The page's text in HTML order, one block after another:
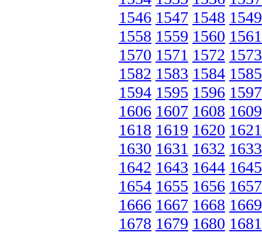
1546 1547 1548 1549
1558 1559 1560 1561
1570 1571 1572 1573
1582 1583 1584 1585
1594 1595 1596 1597
1606 1607 1608 1609
1618 1619 1620 1621
1630 1631 1632 1633
1642 1643 1644 1645
1654 1655 1656 1657
1666 1667 1668 1669
1678 1679 1680 1681